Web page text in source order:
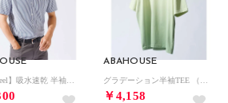
ABAHOUSE
￥4,158